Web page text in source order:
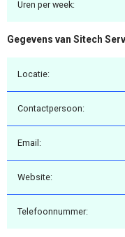
Uren per week:
Gegevens van Sitech
Locatie:
Contactpersoon:
Email:
Website:
Telefoonnummer: